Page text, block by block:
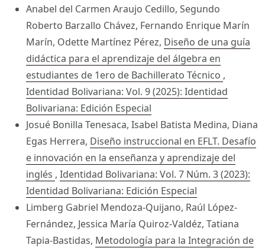
Anabel del Carmen Araujo Cedillo, Segundo
Roberto Barzallo Chávez, Fernando Enrique Marín
Marín, Odette Martínez Pérez, Diseño de una guía
didáctica para el aprendizaje del álgebra en
estudiantes de 1ero de Bachillerato Técnico ,
Identidad Bolivariana: Vol. 9 (2025): Identidad
Bolivariana: Edición Especial
Josué Bonilla Tenesaca, Isabel Batista Medina, Diana
Egas Herrera, Diseño instruccional en EFLT. Desafío
e innovación en la enseñanza y aprendizaje del
inglés , Identidad Bolivariana: Vol. 7 Núm. 3 (2023):
Identidad Bolivariana: Edición Especial
Limberg Gabriel Mendoza-Quijano, Raúl López-
Fernández, Jessica María Quiroz-Valdéz, Tatiana
Tapia-Bastidas, Metodología para la Integración de